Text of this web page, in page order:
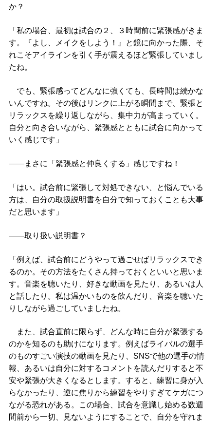
か？
「私の場合、最初は試合の２、３時間前に緊張感がきま
す。『よし、メイクをしよう！』と鏡に向かった際、そ
れこそアイラインを引く手が震えるほど緊張していまし
たね。
でも、緊張感ってどんなに強くても、長時間は続かな
いんですね。その後はリンクに上がる瞬間まで、緊張と
リラックスを繰り返しながら、集中力が高まっていく。
自分と向き合いながら、緊張感とともに試合に向かって
いく感じです」
――まさに「緊張感と仲良くする」感じですね！
「はい。試合前に緊張して対処できない、と悩んでいる
方は、自分の取扱説明書を自分で知っておくことも大事
だと思います」
――取り扱い説明書？
「例えば、試合前にどうやって過ごせばリラックスでき
るのか。その方法をたくさん持っておくといいと思いま
す。音楽を聴いたり、好きな動画を見たり、あるいは人
と話したり。私は温かいものを飲んだり、音楽を聴いた
りしながら過ごしていましたね。
また、試合直前に限らず、どんな時に自分が緊張する
のかを知るのも助けになります。例えばライバルの選手
のものすごい演技の動画を見たり、SNSで他の選手の情
報、あるいは自分に対するコメントを読んだりすると不
安や緊張が大きくなるとします。すると、練習に身が入
らなかったり、逆に焦りから練習をやりすぎてケガにつ
ながる恐れがある。この場合、試合を意識し始める数週
間前から一切、見ないようにすることで、自分を守れま